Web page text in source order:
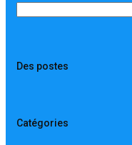
Des postes
Catégories